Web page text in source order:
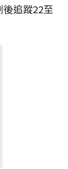
追蹤22至